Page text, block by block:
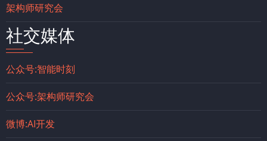
架构师研究会
社交媒体
公众号:智能时刻
公众号:架构师研究会
微博:AI开发